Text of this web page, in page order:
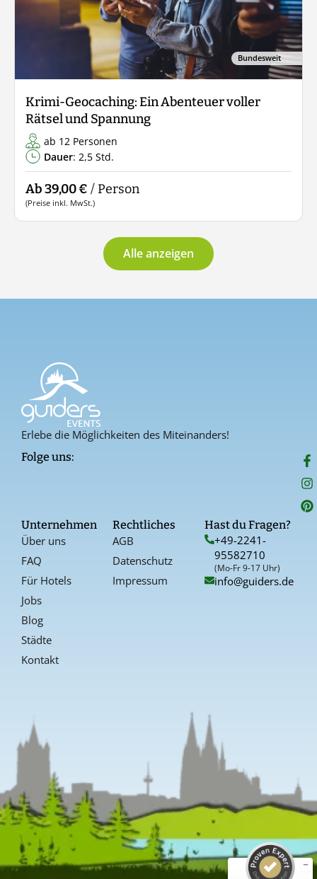
Bundesweit
Krimi-Geocaching: Ein Abenteuer voller
Rätsel und Spannung
ab 12 Personen
Dauer: 2,5 Std.
Ab 39,00 € / Person
(Preise inkl. MwSt.)
Alle anzeigen
Erlebe die Möglichkeiten des Miteinanders!
Folge uns: F
a
c
e
b
I
n
s
t
a
P
i
n
t
e
Unternehmen
Über uns
FAQ
Für Hotels
Jobs
Blog
Städte
Kontakt
Rechtliches
AGB
Datenschutz
Impressum
Hast du Fragen?
+49-2241-
95582710
(Mo-Fr 9-17 Uhr)
info@guiders.de
Kundenbewertungen und Erfahrungen zu
Empfehlungen auf
ProvenExpert.com
SEHR GUT
4,66
/
5,00